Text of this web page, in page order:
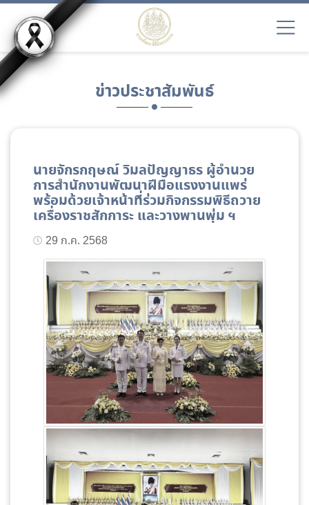
ข่าวประชาสัมพันธ์
นายจักรกฤษณ์ วิมลปัญญาธร ผู้อำนวย
การสำนักงานพัฒนาฝีมือแรงงานแพร่
พร้อมด้วยเจ้าหน้าที่ร่วมกิจกรรมพิธีถวาย
เครื่องราชสักการะ และวางพานพุ่ม ฯ
29 ก.ค. 2568